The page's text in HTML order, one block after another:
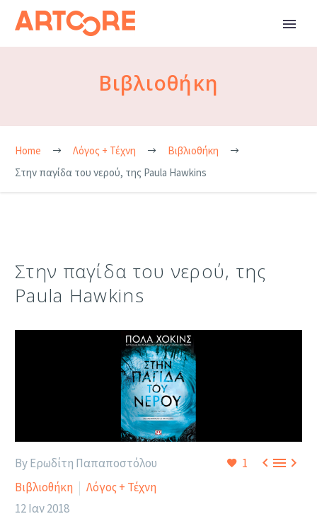
Βιβλιοθήκη
Home Λόγος + Τέχνη
Βιβλιοθήκη
Στην παγίδα του νερού, της Paula Hawkins
Στην παγίδα του νερού, της
Paula Hawkins
1 
By Ερωδίτη Παπαποστόλου
Βιβλιοθήκη
Λόγος + Τέχνη
12 Ιαν 2018